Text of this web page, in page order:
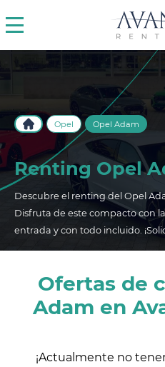
Opel Opel Adam
Renting Opel
Descubre el renting del Opel
Disfruta de este compacto con
entrada y con todo incluido.
Ofertas de
Adam en
¡Actualmente no